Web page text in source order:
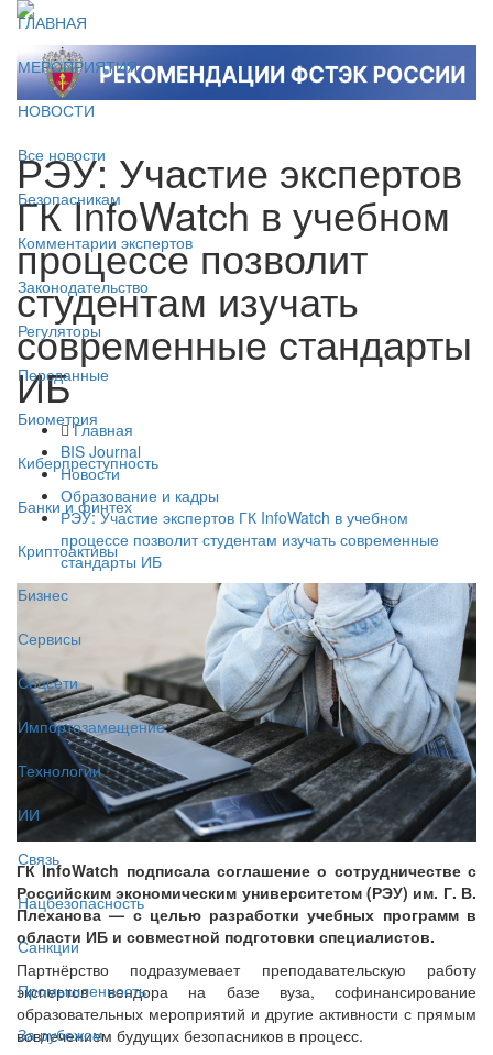
ГЛАВНАЯ
МЕРОПРИЯТИЯ
НОВОСТИ
Все новости
Безопасникам
Комментарии экспертов
Законодательство
Регуляторы
Персданные
Биометрия
Киберпреступность
Банки и финтех
Криптоактивы
Бизнес
Сервисы
Соцсети
Импортозамещение
Технологии
ИИ
Связь
Нацбезопасность
Санкции
Промышленность
За рубежом
РЭУ: Участие экспертов
ГК InfoWatch в учебном
процессе позволит
студентам изучать
современные стандарты
ИБ
Главная
BIS Journal
Новости
Образование и кадры
РЭУ: Участие экспертов ГК InfoWatch в учебном
процессе позволит студентам изучать современные
стандарты ИБ
ГК InfoWatch подписала соглашение о сотрудничестве с
Российским экономическим университетом (РЭУ) им. Г. В.
Плеханова — с целью разработки учебных программ в
области ИБ и совместной подготовки специалистов.
Партнёрство подразумевает преподавательскую работу
экспертов вендора на базе вуза, софинансирование
образовательных мероприятий и другие активности с прямым
вовлечением будущих безопасников в процесс.